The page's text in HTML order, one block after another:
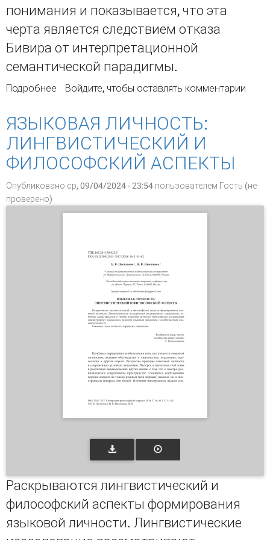
понимания и показывается, что эта
черта является следствием отказа
Бивира от интерпретационной
семантической парадигмы.
Подробнее о Понятие контекста в контекстуализме Марка
Войдите, чтобы оставлять комментарии
ЯЗЫКОВАЯ ЛИЧНОСТЬ:
ЛИНГВИСТИЧЕСКИЙ И
ФИЛОСОФСКИЙ АСПЕКТЫ
Опубликовано ср, 09/04/2024 - 23:54 пользователем Гость (не
проверено)
Раскрываются лингвистический и
философский аспекты формирования
языковой личности. Лингвистические